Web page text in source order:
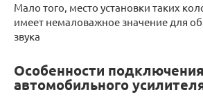
Мало того, место установки таких
имеет немаловажное значение для
звука
Особенности подключения
автомобильного